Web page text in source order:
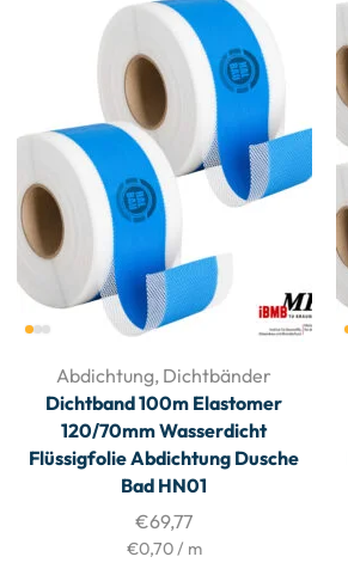
Abdichtung, Dichtbänder
Dichtband 100m Elastomer
120/70mm Wasserdicht
Flüssigfolie Abdichtung Dusche
Bad HN01
€69,77
€0,70/ m